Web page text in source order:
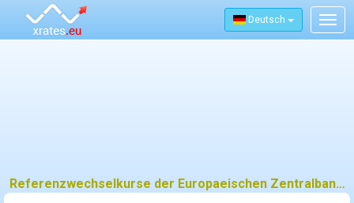
Deutsch
Referenzwechselkurse der Europaeischen Zentralbank (EZB) fuer 26 juni 2026